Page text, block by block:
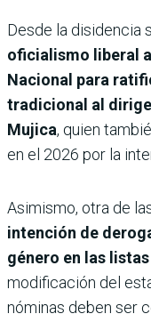
Desde la disidencia
oficialismo liberal
Nacional para
tradicional al
Mujica, quien
en el 2026 por la
Asimismo, otra de
intención de
género en las
modificación del
nóminas deben ser